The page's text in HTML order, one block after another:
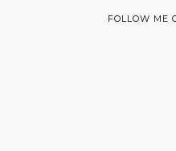
FOLLOW ME